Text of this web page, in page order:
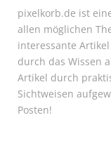
pixelkorb.de ist
allen möglichen
interessante
durch das Wissen
Artikel durch
Sichtweisen
Posten!